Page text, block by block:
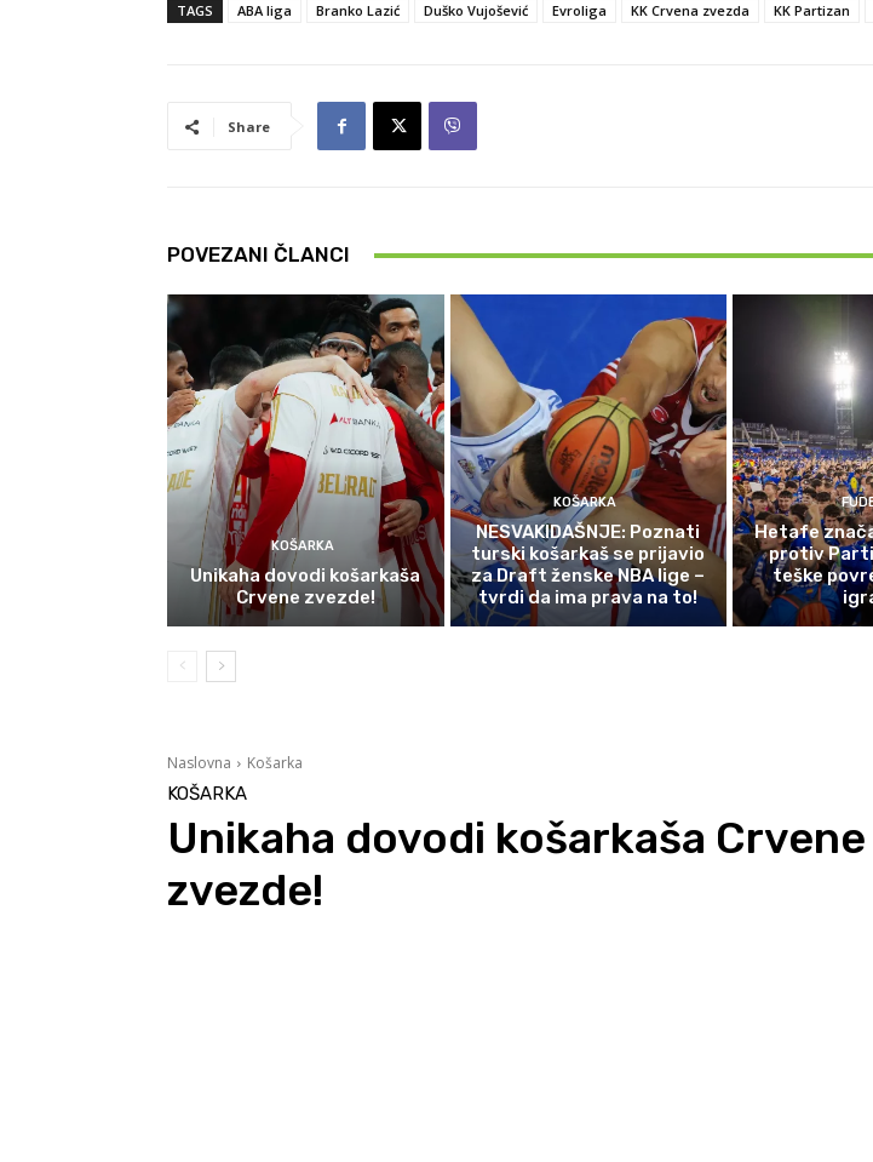
TAGS ABA liga Branko Lazić Duško Vujošević Evroliga KK Crvena zvezda KK Partizan
Share
POVEZANI ČLANCI
KOŠARKA
Unikaha dovodi košarkaša
Crvene zvezde!
KOŠARKA
NESVAKIDAŠNJE: Poznati
turski košarkaš se prijavio
za Draft ženske NBA lige –
tvrdi da ima prava na to!
Hetafe
protiv
teške